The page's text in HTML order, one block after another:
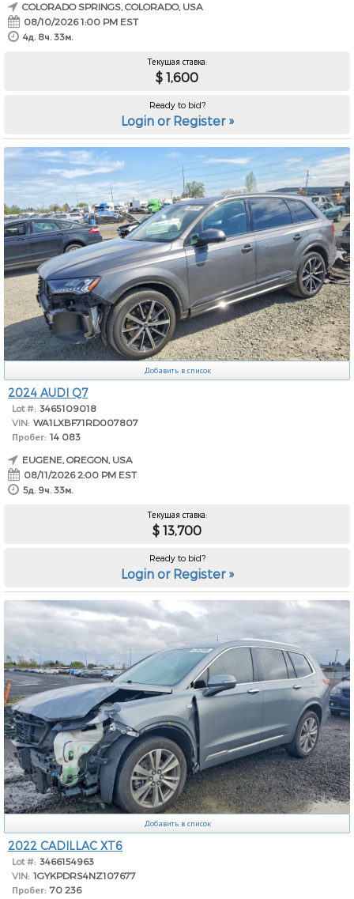
COLORADO SPRINGS, COLORADO, USA
08/10/2026 1:00 PM EST
4д. 8ч. 33м.
Текущая ставка:
$ 1,600
Ready to bid?
Login or Register »
Добавить в список
2024 AUDI Q7
Lot #: 3465109018
VIN: WA1LXBF71RD007807
Пробег: 14 083
EUGENE, OREGON, USA
08/11/2026 2:00 PM EST
5д. 9ч. 33м.
Текущая ставка:
$ 13,700
Ready to bid?
Login or Register »
Добавить в список
2022 CADILLAC XT6
Lot #: 3466154963
VIN: 1GYKPDRS4NZ107677
Пробег: 70 236